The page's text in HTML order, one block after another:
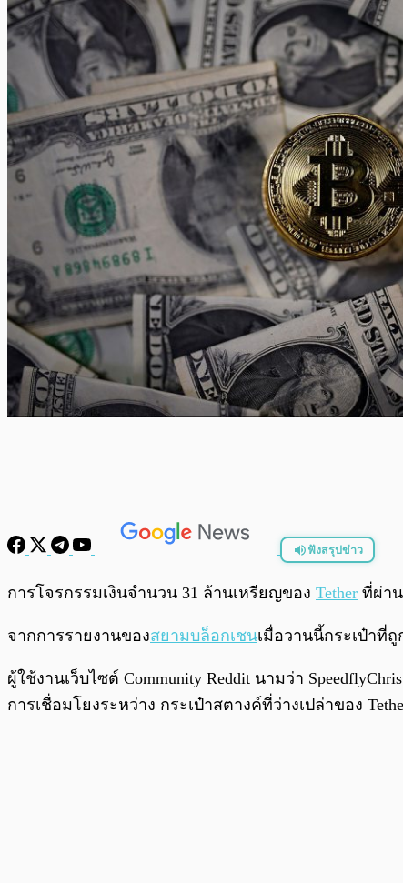
ฟังสรุปข่าว
การโจรกรรมเงินจำนวน 31 ล้านเหรียญของ Tether ที่ผ่า
จากการรายงานของสยามบล็อกเชนเมื่อวานนี้กระเป๋าที่
ผู้ใช้งานเว็บไซต์ Community Reddit นามว่า
การเชื่อมโยงระหว่าง กระเป๋าสตางค์ที่ว่างเปล่าของ